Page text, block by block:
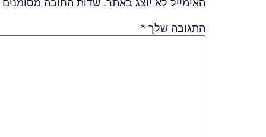
האימייל לא יוצג באתר. שדות החובה מסומנים
התגובה שלך *